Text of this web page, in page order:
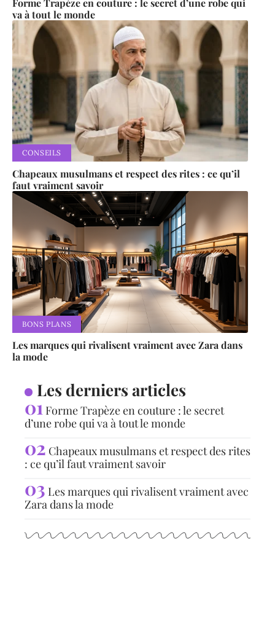
Forme Trapèze en couture : le secret d’une robe qui
va à tout le monde
CONSEILS
Chapeaux musulmans et respect des rites : ce qu’il
faut vraiment savoir
BONS PLANS
Les marques qui rivalisent vraiment avec Zara dans
la mode
Les derniers articles
Forme Trapèze en couture : le secret
d’une robe qui va à tout le monde
Chapeaux musulmans et respect des rites
: ce qu’il faut vraiment savoir
Les marques qui rivalisent vraiment avec
Zara dans la mode